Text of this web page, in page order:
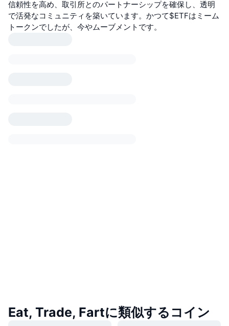
信頼性を高め、取引所とのパートナーシップを確保し、透明
で活発なコミュニティを築いています。かつて$ETFはミーム
トークンでしたが、今やムーブメントです。
Eat, Trade, Fartに類似するコイン